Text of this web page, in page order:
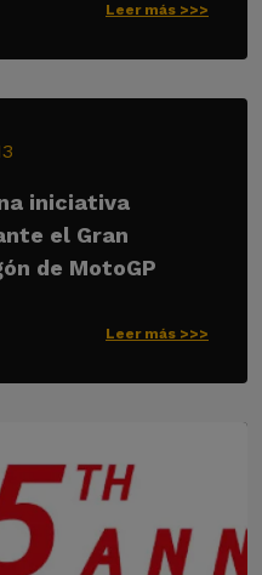
Leer más >>>
iniciativa
el Gran
de MotoGP
Leer más >>>